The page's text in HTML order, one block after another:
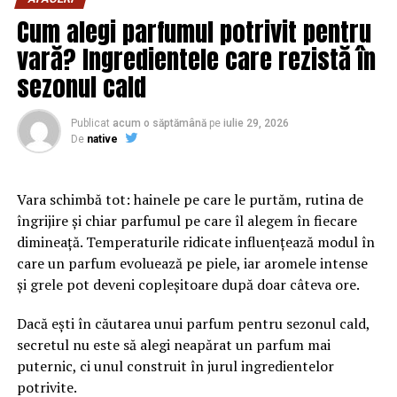
comportamentul vizitatorilor. Atunci când experiența
este pozitivă, cresc șansele ca aceștia să solicite
informații sau să finalizeze o comandă.
În cazul magazinelor online, procesul de cumpărare
trebuie să fie simplu și eficient. Fiecare pas suplimentar
poate reduce rata de conversie. De aceea, companiile
servicii.
Pe lângă experiența utilizatorului, vizibilitatea
reprezintă un factor esențial. Chiar și cele mai bune
platforme au nevoie de trafic relevant pentru a genera
optimizare, conținut valoros și campanii de promovare
adaptate publicului țintă.
Cum alegi parfumul potrivit pentru
vară? Ingredientele care rezistă în
sezonul cald
Publicat acum o săptămână pe iulie 29, 2026
De native
Vara schimbă tot: hainele pe care le purtăm, rutina de
îngrijire și chiar parfumul pe care îl alegem în fiecare
dimineață. Temperaturile ridicate influențează modul în
care un parfum evoluează pe piele, iar aromele intense
și grele pot deveni copleșitoare după doar câteva ore.
Dacă ești în căutarea unui parfum pentru sezonul cald,
secretul nu este să alegi neapărat un parfum mai
puternic, ci unul construit în jurul ingredientelor
potrivite.